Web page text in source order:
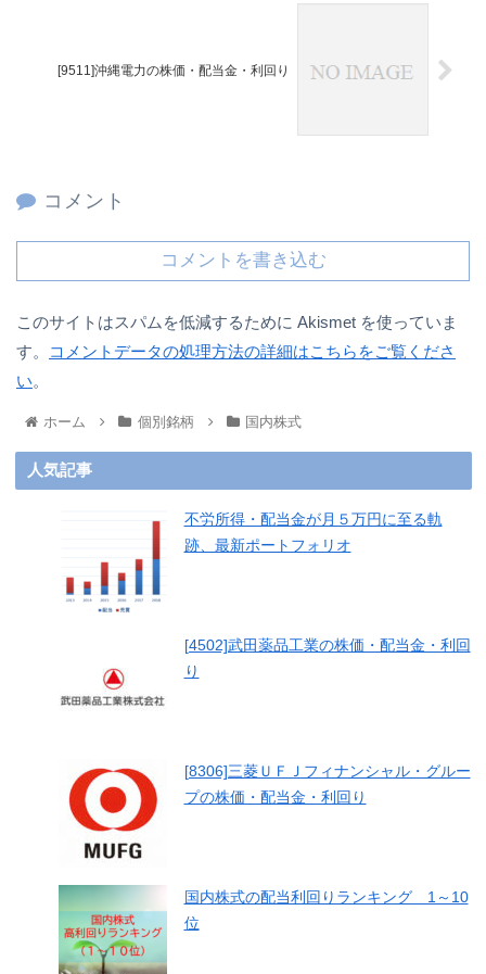
[9511]沖縄電力の株価・配当金・利回り
コメント
コメントを書き込む
このサイトはスパムを低減するために Akismet を使っていま
す。
コメントデータの処理方法の詳細はこちらをご覧くださ
い。
ホーム 個別銘柄 国内株式
人気記事
不労所得・配当金が月５万円に至る軌
跡、最新ポートフォリオ
[4502]武田薬品工業の株価・配当金・利回
り
[8306]三菱ＵＦＪフィナンシャル・グルー
プの株価・配当金・利回り
国内株式の配当利回りランキング 1～10
位